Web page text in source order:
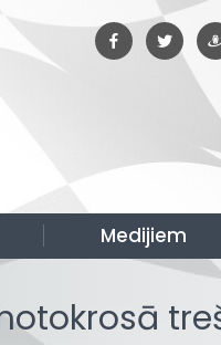
Medijiem